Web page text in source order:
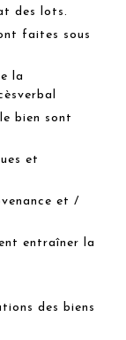
des lots.
faites sous
la
bien sont
et
et /
entraîner la
des biens